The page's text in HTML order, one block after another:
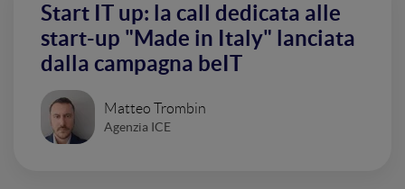
Start IT up: la call dedicata alle
start-up "Made in Italy" lanciata
dalla campagna beIT
Matteo Trombin
Agenzia ICE